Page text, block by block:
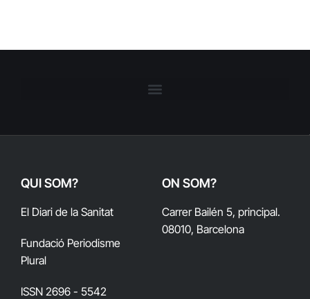
QUI SOM?
El Diari de la Sanitat
Fundació Periodisme
Plural
ISSN 2696 - 5542
ON SOM?
Carrer Bailén 5, principal.
08010, Barcelona